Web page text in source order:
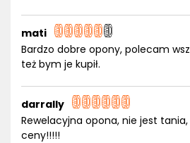
mati
Bardzo dobre opony, polecam
też bym je kupił.
darrally
Rewelacyjna opona, nie jest
ceny!!!!!